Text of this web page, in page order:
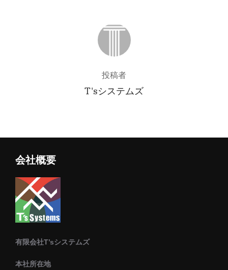
投稿者
投稿者
T'sシステムズ
会社概要
有限会社T’sシステムズ
本社所在地